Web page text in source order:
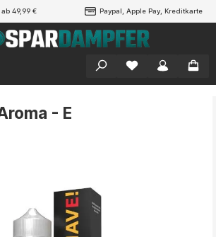
49,99 € Paypal, Apple Pay, Kreditkarte
- E